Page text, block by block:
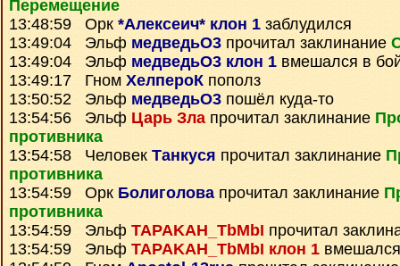
Перемещение
13:48:59 Орк *Алексеич* клон 1 заблудился
13:49:04 Эльф медведьО3 прочитал заклинание
13:49:04 Эльф медведьО3 клон 1 вмешался в
13:49:17 Гном ХелпероК пополз
13:50:52 Эльф медведьО3 пошёл куда-то
13:54:56 Эльф Царь Злапрочитал заклинание
противника
13:54:58 Человек Танкуся прочитал заклинание
противника
13:54:59 Орк Болиголовапрочитал заклинание
противника
13:54:59 Эльф TAPAKAH_TbMbI прочитал
13:54:59 Эльф TAPAKAH_TbMbI клон 1